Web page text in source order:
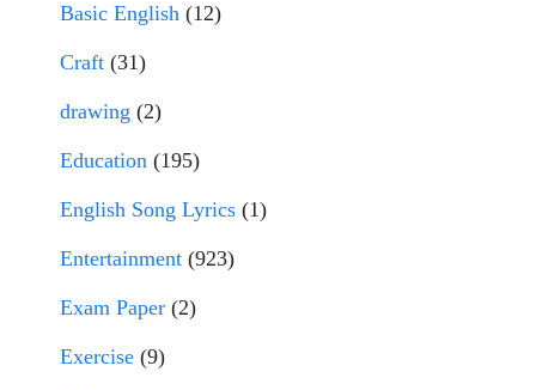
Basic English (12)
Craft (31)
drawing (2)
Education (195)
English Song Lyrics (1)
Entertainment (923)
Exam Paper (2)
Exercise (9)